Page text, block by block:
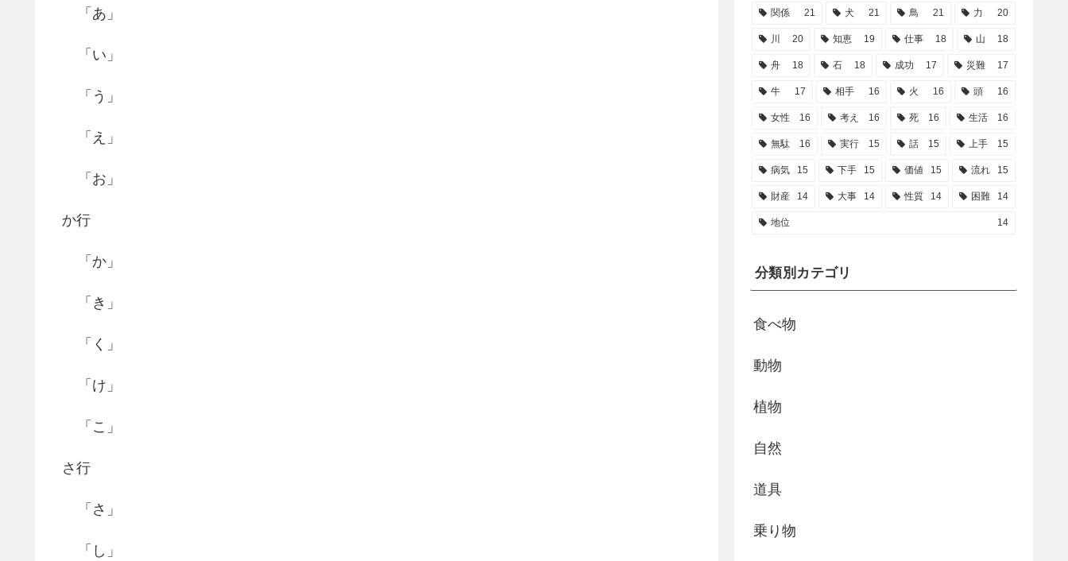
「あ」
「い」
「う」
「え」
「お」
か行
「か」
「き」
「く」
「け」
「こ」
さ行
「さ」
「し」
関係 21 犬 21 鳥 21 力 20
川 20 知恵 19 仕事 18 山 18
舟 18 石 18 成功 17 災難 17
牛 17 相手 16 火 16 頭 16
女性 16 考え 16 死 16 生活 16
無駄 16 実行 15 話 15 上手 15
病気 15 下手 15 価値 15 流れ 15
財産 14 大事 14 性質 14 困難 14
地位 14
分類別カテゴリ
食べ物
動物
植物
自然
道具
乗り物